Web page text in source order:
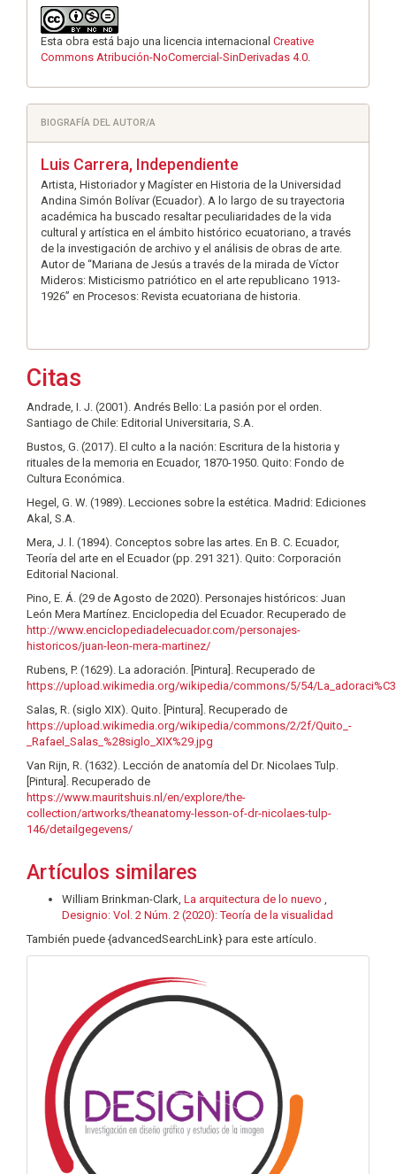
Esta obra está bajo una licencia internacional Creative
Commons Atribución-NoComercial-SinDerivadas 4.0
BIOGRAFÍA DEL AUTOR/A
Luis Carrera, Independiente
Artista, Historiador y Magíster en Historia de la Universidad
Andina Simón Bolívar (Ecuador). A lo largo de su trayectoria
académica ha buscado resaltar peculiaridades de la vida
cultural y artística en el ámbito histórico ecuatoriano, a través
de la investigación de archivo y el análisis de obras de arte.
Autor de “Mariana de Jesús a través de la mirada de Víctor
Mideros: Misticismo patriótico en el arte republicano 1913-
1926” en Procesos: Revista ecuatoriana de historia.
Citas
Andrade, I. J. (2001). Andrés Bello: La pasión por el orden.
Santiago de Chile: Editorial Universitaria, S.A.
Bustos, G. (2017). El culto a la nación: Escritura de la historia y
rituales de la memoria en Ecuador, 1870-1950. Quito: Fondo de
Cultura Económica.
Hegel, G. W. (1989). Lecciones sobre la estética. Madrid: Ediciones
Akal, S.A.
Mera, J. l. (1894). Conceptos sobre las artes. En B. C. Ecuador,
Teoría del arte en el Ecuador (pp. 291 321). Quito: Corporación
Editorial Nacional.
Pino, E. Á. (29 de Agosto de 2020). Personajes históricos: Juan
León Mera Martínez. Enciclopedia del Ecuador. Recuperado de
http://www.enciclopediadelecuador.com/personajes-
historicos/juan-leon-mera-martinez/
Rubens, P. (1629). La adoración. [Pintura]. Recuperado de
https://upload.wikimedia.org/wikipedia/commons/5/54/
Salas, R. (siglo XIX). Quito. [Pintura]. Recuperado de
https://upload.wikimedia.org/wikipedia/commons/2/2f/Quito_-
_Rafael_Salas_%28siglo_XIX%29.jpg
Van Rijn, R. (1632). Lección de anatomía del Dr. Nicolaes Tulp.
[Pintura]. Recuperado de
https://www.mauritshuis.nl/en/explore/the-
collection/artworks/theanatomy-lesson-of-dr-nicolaes-tulp-
146/detailgegevens/
Artículos similares
William Brinkman-Clark, La arquitectura de lo nuevo
Designio: Vol. 2 Núm. 2 (2020): Teoría de la visualidad
También puede {advancedSearchLink} para este artículo.